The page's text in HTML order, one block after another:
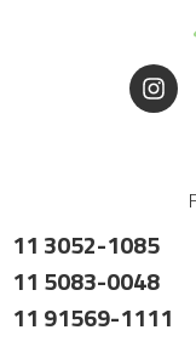
11 3052-1085
11 5083-0048
11 91569-1111